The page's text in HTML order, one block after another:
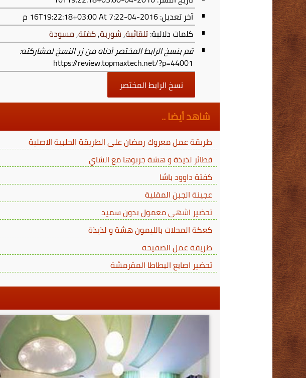
آخر تعديل:2016-04-16T19:22:18+03:00
At 7:22 م
كلمات دلالية:تلقائية,شوربة,كفتة,مسودة
قم بنسخ الرابط المختصر أدناه من زر النسخ لمشاركته:
https://review.topmaxtech.net/?p=44001
نسخ الرابط المختصر
شاهد أيضا ..
طريقة عمل معروك رمضان على الطريقة الحلبية الاصلية
فطائر لذيذة و هشة جربوها مع الشاي
كفتة داوود باشا
عجينة الجبن المقلية
تحضير اشهى معمول بدون سميد
كعكة المحلات بالليمون هشة و لذيذة
طريقة عمل الصفيحه
تحضير اصابع البطاطا المقرمشة